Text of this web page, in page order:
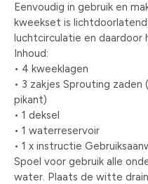
Eenvoudig in gebruik en
kweekset is
luchtcirculatie en
Inhoud:
• 4 kweeklagen
• 3 zakjes Sprouting zaden
pikant)
• 1 deksel
• 1 waterreservoir
• 1 x instructie
Spoel voor gebruik alle
water. Plaats de witte